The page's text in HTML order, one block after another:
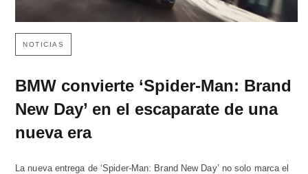
NOTICIAS
BMW convierte ‘Spider-Man: Brand
New Day’ en el escaparate de una
nueva era
La nueva entrega de ‘Spider-Man: Brand New Day’ no solo marca el